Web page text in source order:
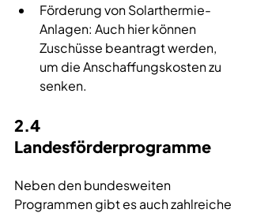
Förderung von Solarthermie-
Anlagen: Auch hier können
Zuschüsse beantragt werden,
um die Anschaffungskosten zu
senken.
2.4
Landesförderprogramme
Neben den bundesweiten
Programmen gibt es auch zahlreiche